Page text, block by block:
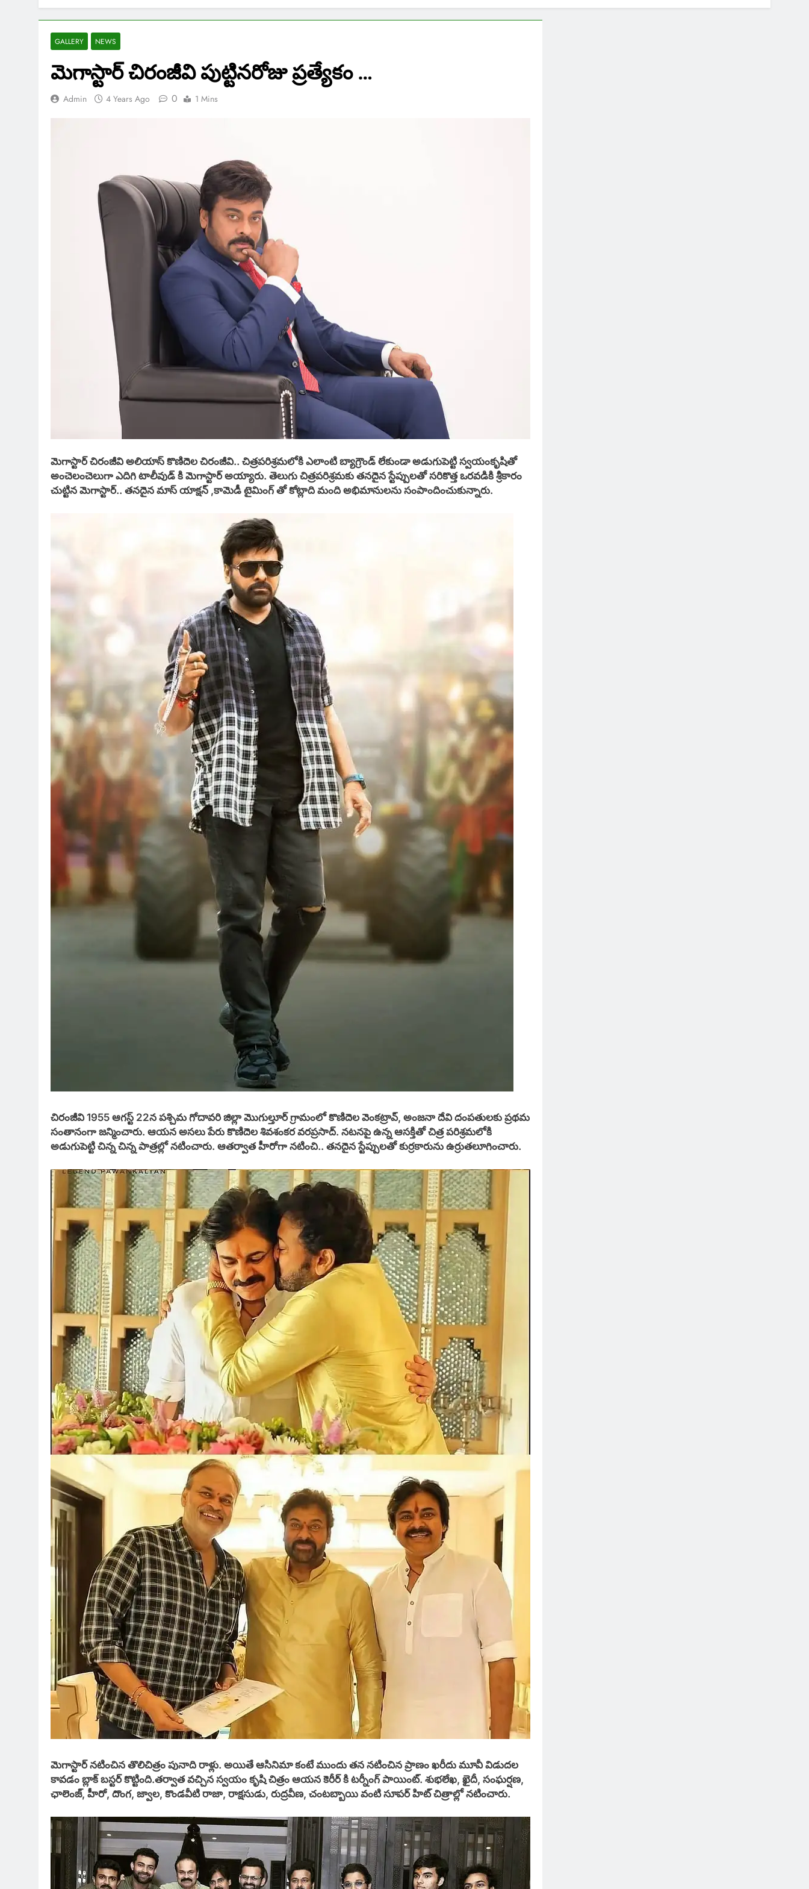
GALLERY NEWS
మెగాస్టార్ చిరంజీవి పుట్టినరోజు ప్రత్యేకం …
Admin 4 Years Ago 0 1 Mins
మెగాస్టార్ చిరంజీవి అలియాస్ కొణిదెల చిరంజీవి.. చిత్రపరిశ్రమలోకి ఎలాంటి బ్యాగ్రౌండ్ లేకుండా అడుగుపెట్టి స్వయంకృషితో
అంచెలంచెలుగా ఎదిగి టాలీవుడ్ కి మెగాస్టార్ అయ్యారు. తెలుగు చిత్రపరిశ్రమకు తనదైన స్టేప్పులతో సరికొత్త ఒరవడికి శ్రీకారం
చుట్టిన మెగాస్టార్.. తనదైన మాస్ యాక్షన్ ,కామెడీ టైమింగ్ తో కోట్లాది మంది అభిమానులను సంపాందించుకున్నారు.
చిరంజీవి 1955 ఆగస్ట్ 22న పశ్చిమ గోదావరి జిల్లా మొగుల్తూర్ గ్రామంలో కొణిదెల వెంకట్రావ్, అంజనా దేవి దంపతులకు ప్రథమ
సంతానంగా జన్మించారు. ఆయన అసలు పేరు కొణిదెల శివశంకర వరప్రసాద్. నటనపై ఉన్న ఆసక్తితో చిత్ర పరిశ్రమలోకి
అడుగుపెట్టి చిన్న చిన్న పాత్రల్లో నటించారు. ఆతర్వాత హీరోగా నటించి.. తనదైన స్టేప్పులతో కుర్రకారును ఉర్రుతలూగించారు.
మెగాస్టార్ నటించిన తొలిచిత్రం పునాది రాళ్లు. అయితే ఆసినిమా కంటే ముందు తన నటించిన ప్రాణం ఖరీదు మూవీ విడుదల
కావడం బ్లాక్ బస్టర్ కొట్టింది.తర్వాత వచ్చిన స్వయం కృషి చిత్రం ఆయన కెరీర్‏ కి టర్నీంగ్ పాయింట్. శుభలేఖ, ఖైదీ, సంఘర్షణ,
ఛాలెంజ్, హీరో, దొంగ, జ్వాల, కొండవీటి రాజా, రాక్షసుడు, రుద్రవీణ, చంటబ్బాయి వంటి సూపర్ హిట్ చిత్రాల్లో నటించారు.